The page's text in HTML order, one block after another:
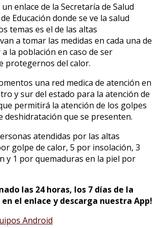
enlace de la Secretaría de Salud
Educación donde se ve la salud
temas es el de las altas
a tomar las medidas en cada una de
la población en caso de ser
protegernos del calor.
una red medica de atención en
y sur del estado para la atención de
permitirá la atención de los golpes
deshidratación que se presenten.
atendidas por las altas
golpe de calor, 5 por insolación, 3
y 1 por quemaduras en la piel por
las 24 horas, los 7 días de la
el enlace y descarga nuestra App!
Android